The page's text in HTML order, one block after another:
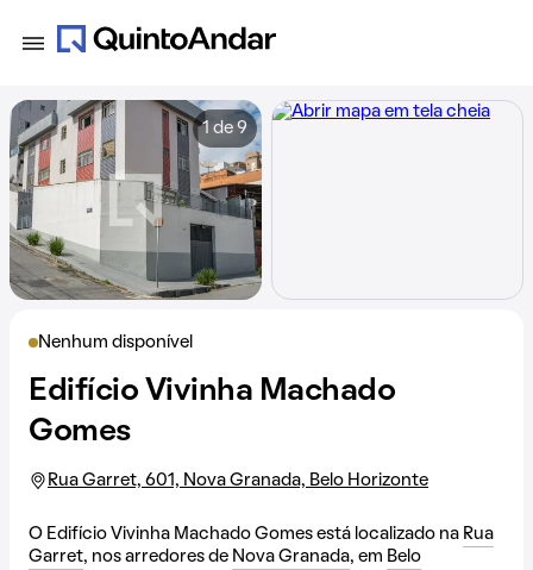
Nenhum disponível
Edifício Vivinha Machado
Gomes
Rua Garret, 601, Nova Granada, Belo Horizonte
O Edifício Vivinha Machado Gomes está localizado na Rua
Garret, nos arredores de Nova Granada, em Belo
1 de 9